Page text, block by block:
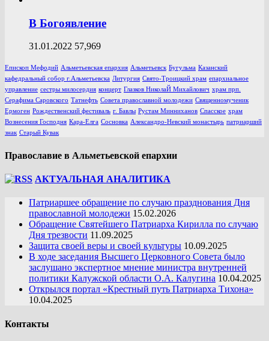
В Богоявление
31.01.2022 57,969
Епископ Мефодий Альметьевская епархия Альметьевск Бугульма Казанский
кафедральный собор г.Альметьевска Литургия Свято-Троицкий храм епархиальное
управление сестры милосердия концерт Глазков НиколаЙ Михайлович храм прп.
Серафима Саровского Татнефть Совета православной молодежи Священномученик
Ермоген Рождественский фестиваль г. Бавлы Рустам Минниханов Спасское храм
Вознесения Господня Кара-Елга Сосновка Александро-Невский монастырь патриарший
знак Старый Кувак
Православие в Альметьевской епархии
АКТУАЛЬНАЯ АНАЛИТИКА
Патриаршее обращение по случаю празднования Дня
православной молодежи 15.02.2026
Обращение Святейшего Патриарха Кирилла по случаю
Дня трезвости 11.09.2025
Защита своей веры и своей культуры 10.09.2025
В ходе заседания Высшего Церковного Совета было
заслушано экспертное мнение министра внутренней
политики Калужской области О.А. Калугина 10.04.2025
Открылся портал «Крестный путь Патриарха Тихона»
10.04.2025
Контакты